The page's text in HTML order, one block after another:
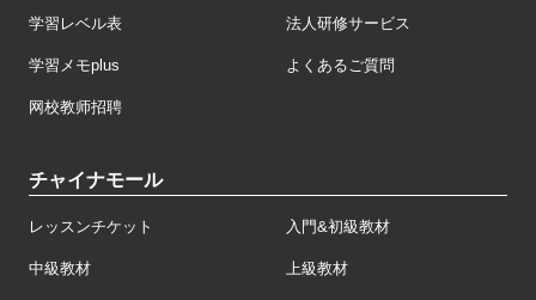
学習レベル表 法人研修サービス
学習メモplus よくあるご質問
网校教师招聘
チャイナモール
レッスンチケット 入門&初級教材
中級教材 上級教材